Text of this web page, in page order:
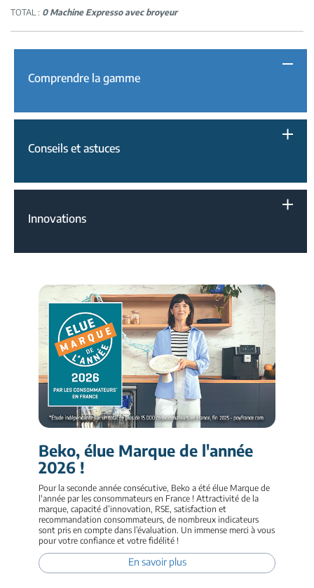
TOTAL : 0 Machine Expresso avec broyeur
Comprendre la gamme
Conseils et astuces
Innovations
Beko, élue Marque de l'année
2026 !
Pour la seconde année consécutive, Beko a été élue Marque de
l'année par les consommateurs en France ! Attractivité de la
marque, capacité d’innovation, RSE, satisfaction et
recommandation consommateurs, de nombreux indicateurs
sont pris en compte dans l’évaluation. Un immense merci à vous
pour votre confiance et votre fidélité !
En savoir plus